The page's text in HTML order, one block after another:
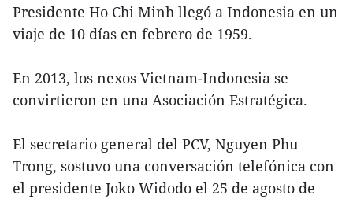
Presidente Ho Chi Minh llegó a Indonesia en un
viaje de 10 días en febrero de 1959.
En 2013, los nexos Vietnam-Indonesia se
convirtieron en una Asociación Estratégica.
El secretario general del PCV, Nguyen Phu
Trong, sostuvo una conversación telefónica con
el presidente Joko Widodo el 25 de agosto de